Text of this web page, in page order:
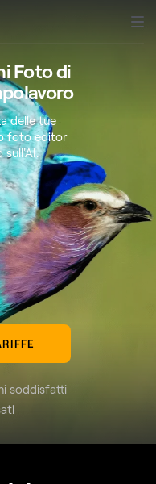
Foto di
delle tue
foto editor
sull'AI.
soddisfatti